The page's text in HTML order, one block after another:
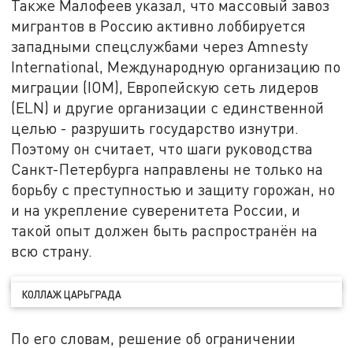
Также Малофеев указал, что массовый завоз
мигрантов в Россию активно лоббируется
западными спецслужбами черезAmnesty
International, Международную организацию по
миграции (IOM), Европейскую сеть лидеров
(ELN) и другие организации с единственной
целью - разрушить государство изнутри.
Поэтому он считает, что шаги руководства
Санкт-Петербурга направлены не только на
борьбу с преступностью и защиту горожан, но
и на укрепление суверенитета России, и
такой опыт должен быть распространён на
всю страну.
КОЛЛАЖ ЦАРЬГРАДА
По его словам, решение об ограничении